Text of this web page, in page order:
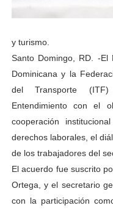
y turismo.
Santo Domingo, RD. -El
Dominicana y la
del Transporte
Entendimiento con el
cooperación
derechos laborales, el
de los trabajadores del
El acuerdo fue suscrito
Ortega, y el secretario
con la participación